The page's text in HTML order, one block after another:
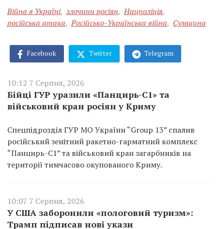
Війна в Україні, злочини росіян, Нацполіція,
російська атака, Російсько-Українська війна, Сумщина
Facebook Twitter Telegram
10:12 7 Серпня, 2026
Бійці ГУР уразили «Панцирь-С1» та
військовий кран росіян у Криму
Спецпідрозділ ГУР МО України “Group 13” спалив
російський зенітний ракетно-гарматний комплекс
“Панцирь-С1” та військовий кран загарбників на
території тимчасово окупованого Криму.
10:07 7 Серпня, 2026
У США заборонили «пологовий туризм»:
Трамп підписав нові укази